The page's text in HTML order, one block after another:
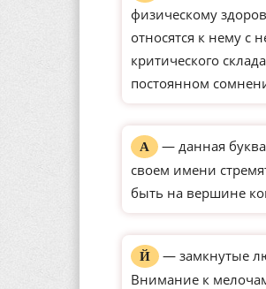
физическому
относятся к нему с
критического
постоянном
А
— данная
своем имени
быть на вершине
Й
— замкнутые
Внимание к